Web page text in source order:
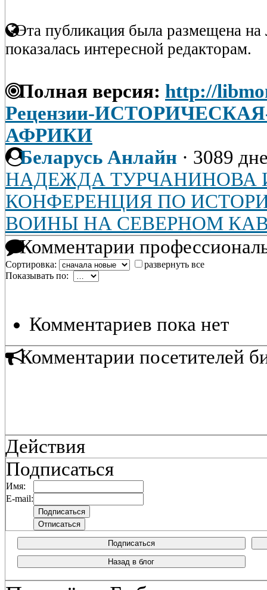
Эта публикация была размещена на
показалась интересной редакторам.
Полная версия: http://
Рецензии-
АФРИКИ
Беларусь Анлайн · 3089
НАДЕЖДА ТУРЧАНИНОВА
КОНФЕРЕНЦИЯ ПО
ВОИНЫ НА СЕВЕРНОМ
Комментарии
Сортировка:
развернуть все
Показывать по:
Комментариев пока нет
Комментарии посетителей
Действия
Подписаться
Имя:
E-mail:
Подписаться
Назад в блог